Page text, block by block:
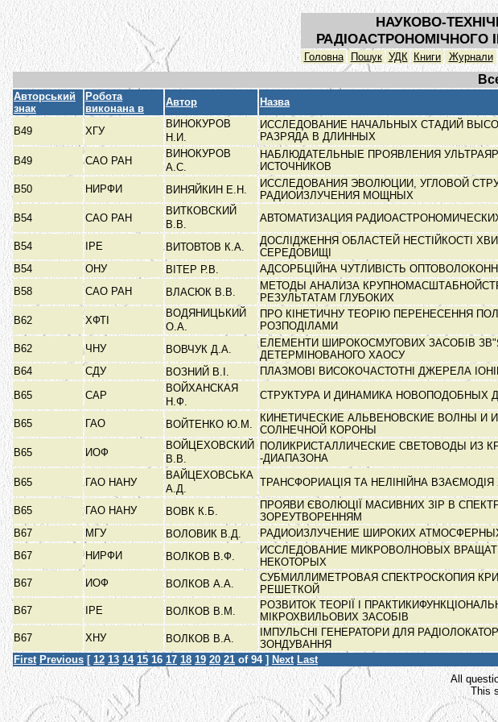
НАУКОВО-
РАДІОАСТРОНОМІЧНОГО
Головна Пошук УДК Книги Журнали
Авторський
знак
Робота
виконана в
Автор Назва
В49
ХГУ
ВИНОКУРОВ
Н.И.
ИССЛЕДОВАНИЕ НАЧАЛЬНЫХ СТАДИЙ
РАЗРЯДА В ДЛИННЫХ
В49 САО РАН
ВИНОКУРОВ
А.С.
НАБЛЮДАТЕЛЬНЫЕ ПРОЯВЛЕНИЯ
ИСТОЧНИКОВ
В50 НИРФИ ВИНЯЙКИН Е.Н.
ИССЛЕДОВАНИЯ ЭВОЛЮЦИИ, УГЛОВОЙ
РАДИОИЗЛУЧЕНИЯ МОЩНЫХ
В54 САО РАН
ВИТКОВСКИЙ
В.В.
АВТОМАТИЗАЦИЯ
В54 ІРЕ ВИТОВТОВ К.А.
ДОСЛІДЖЕННЯ ОБЛАСТЕЙ НЕСТІЙКОСТІ
СЕРЕДОВИЩІ
В54
ОНУ ВІТЕР Р.В. АДСОРБЦІЙНА ЧУТЛИВІСТЬ
В58
САО РАН ВЛАСЮК В.В.
МЕТОДЫ АНАЛИЗА
РЕЗУЛЬТАТАМ ГЛУБОКИХ
В62 ХФТІ
ВОДЯНИЦЬКИЙ
О.А.
ПРО КІНЕТИЧНУ ТЕОРІЮ ПЕРЕНЕСЕННЯ
РОЗПОДІЛАМИ
В62 ЧНУ ВОВЧУК Д.А.
ЕЛЕМЕНТИ ШИРОКОСМУГОВИХ ЗАСОБІВ
ДЕТЕРМІНОВАНОГО ХАОСУ
В64
СДУ ВОЗНИЙ В.І. ПЛАЗМОВІ ВИСОКОЧАСТОТНІ ДЖЕРЕЛА
В65
САР
ВОЙХАНСКАЯ
Н.Ф.
СТРУКТУРА И ДИНАМИКА НОВОПОДОБНЫХ
В65 ГАО ВОЙТЕНКО Ю.М.
КИНЕТИЧЕСКИЕ АЛЬВЕНОВСКИЕ ВОЛНЫ И
СОЛНЕЧНОЙ КОРОНЫ
В65 ИОФ
ВОЙЦЕХОВСКИЙ
В.В.
ПОЛИКРИСТАЛЛИЧЕСКИЕ СВЕТОВОДЫ ИЗ
-ДИАПАЗОНА
В65 ГАО НАНУ
ВАЙЦЕХОВСЬКА
А.Д.
ТРАНСФОРИАЦІЯ ТА НЕЛІНІЙНА
В65 ГАО НАНУ ВОВК К.Б.
ПРОЯВИ ЄВОЛЮЦІЇ МАСИВНИХ ЗІР В
ЗОРЕУТВОРЕННЯМ
В67
МГУ ВОЛОВИК В.Д. РАДИОИЗЛУЧЕНИЕ ШИРОКИХ
В67
НИРФИ ВОЛКОВ В.Ф.
ИССЛЕДОВАНИЕ МИКРОВОЛНОВЫХ
НЕКОТОРЫХ
В67 ИОФ ВОЛКОВ А.А.
СУБМИЛЛИМЕТРОВАЯ СПЕКТРОСКОПИЯ
РЕШЕТКОЙ
В67 ІРЕ ВОЛКОВ В.М.
РОЗВИТОК ТЕОРІЇ І
МІКРОХВИЛЬОВИХ ЗАСОБІВ
В67 ХНУ ВОЛКОВ В.А.
ІМПУЛЬСНІ ГЕНЕРАТОРИ ДЛЯ
ЗОНДУВАННЯ
First Previous [ 12 13 14 15 16 17 18 19 20 21 of 94 ] Next Last
All
This